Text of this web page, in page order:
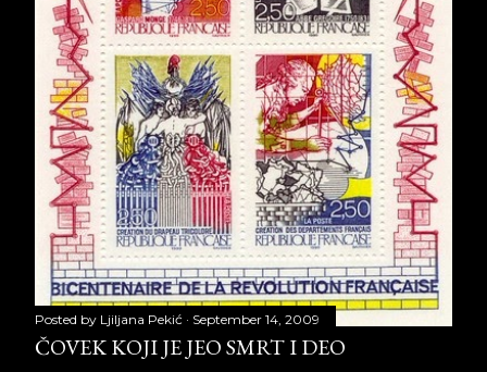
Posted by Ljiljana Pekić September 14, 2009
ČOVEK KOJI JE JEO SMRT I DEO